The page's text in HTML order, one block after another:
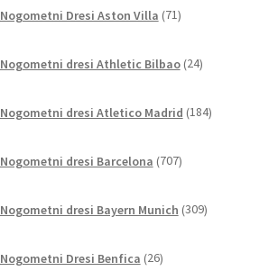
Nogometni Dresi Aston Villa 71izdelkov
Nogometni dresi Athletic Bilbao 24izdelkov
Nogometni dresi Atletico Madrid 184izdelkov
Nogometni dresi Barcelona 707izdelkov
Nogometni dresi Bayern Munich 309izdelkov
Nogometni Dresi Benfica 26izdelkov